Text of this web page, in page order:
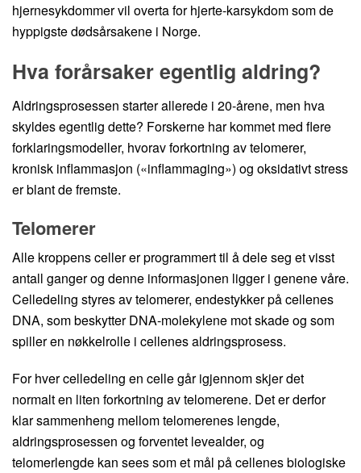
hjernesykdommer vil overta for hjerte-karsykdom som de
hyppigste dødsårsakene i Norge.
Hva forårsaker egentlig aldring?
Aldringsprosessen starter allerede i 20-årene, men hva
skyldes egentlig dette? Forskerne har kommet med flere
forklaringsmodeller, hvorav forkortning av telomerer,
kronisk inflammasjon («inflammaging») og oksidativt stress
er blant de fremste.
Telomerer
Alle kroppens celler er programmert til å dele seg et visst
antall ganger og denne informasjonen ligger i genene våre.
Celledeling styres av telomerer, endestykker på cellenes
DNA, som beskytter DNA-molekylene mot skade og som
spiller en nøkkelrolle i cellenes aldringsprosess.
For hver celledeling en celle går igjennom skjer det
normalt en liten forkortning av telomerene. Det er derfor
klar sammenheng mellom telomerenes lengde,
aldringsprosessen og forventet levealder, og
telomerlengde kan sees som et mål på cellenes biologiske